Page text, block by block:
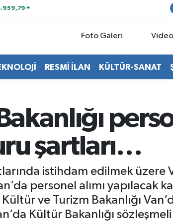
Foto Galeri Video
RESMİ İLAN KÜLTÜR-SANAT
şartları…
istihdam edilmek üzere
personel alımı yapılacak
ve Turizm Bakanlığı
Kültür Bakanlığı